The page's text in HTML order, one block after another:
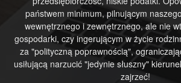
państwem minimum, pilnującym
wewnętrznego i zewnętrznego, ale nie
gospodarki, czy ingerującym w życie
za "polityczną poprawnością",
usiłującą narzucić "jedynie słuszny"
zajrzeć!